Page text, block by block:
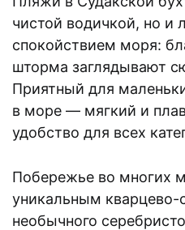
чистой водичкой, но и
спокойствием моря:
шторма заглядывают
Приятный для
в море — мягкий и
удобство для всех
Побережье во многих
уникальным
необычного